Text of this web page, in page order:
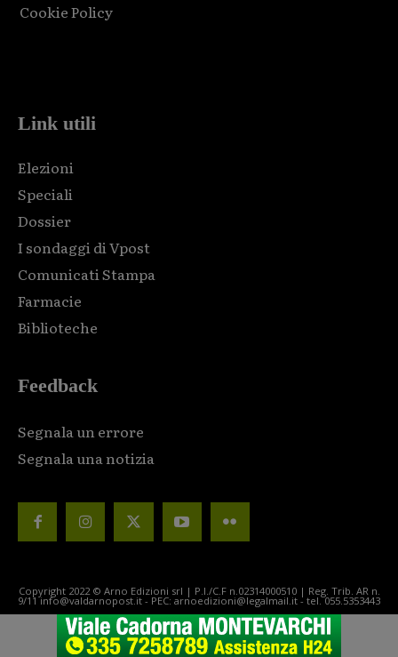
Cookie Policy
Link utili
Elezioni
Speciali
Dossier
I sondaggi di Vpost
Comunicati Stampa
Farmacie
Biblioteche
Feedback
Segnala un errore
Segnala una notizia
Copyright 2022 © Arno Edizioni srl | P.I./C.F n.02314000510 | Reg. Trib. AR n.
9/11 info@valdarnopost.it - PEC: arnoedizioni@legalmail.it - tel. 055.5353443